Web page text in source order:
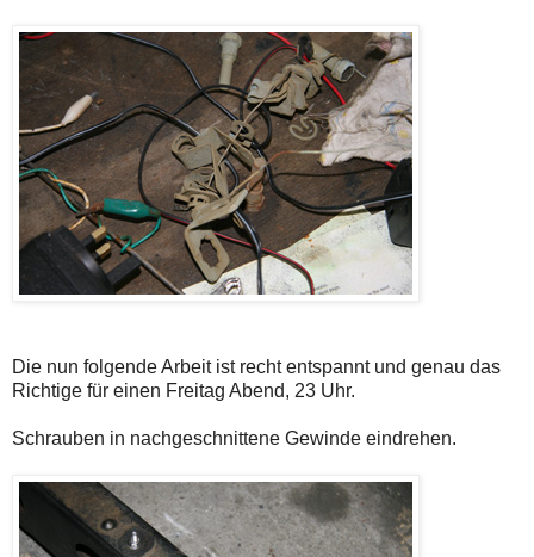
Die nun folgende Arbeit ist recht entspannt und genau das
Richtige für einen Freitag Abend, 23 Uhr.
Schrauben in nachgeschnittene Gewinde eindrehen.